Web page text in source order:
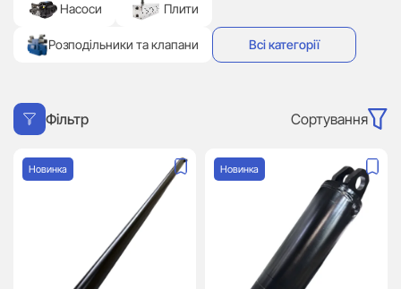
Насоси Плити
Розподільники та клапани Всі категорії
Фільтр Сортування
Новинка Новинка